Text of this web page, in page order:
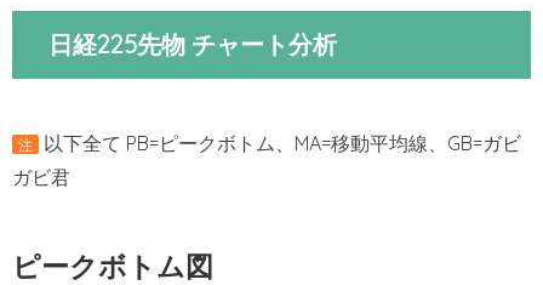
日経225先物 チャート分析
注
以下全て PB=ピークボトム、MA=移動平均線、GB=ガビ
ガビ君
ピークボトム図